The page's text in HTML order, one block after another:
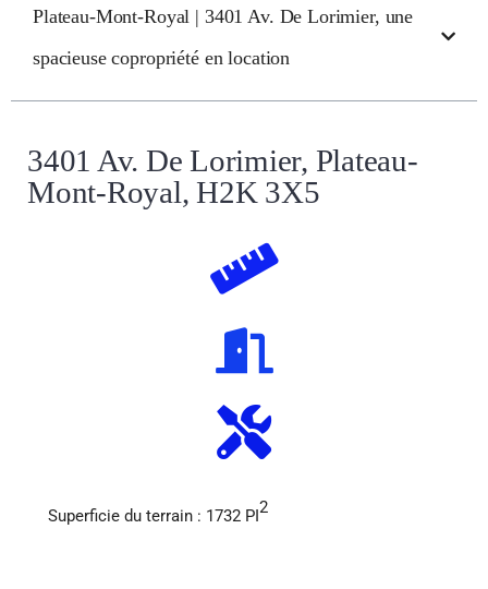
Plateau-Mont-Royal | 3401 Av. De Lorimier, une
spacieuse copropriété en location
3401 Av. De Lorimier, Plateau-
Mont-Royal, H2K 3X5
Superficie du terrain : 1732 PI2